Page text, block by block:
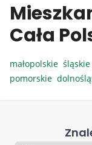
Cała
małopolskie śląskie
pomorskie